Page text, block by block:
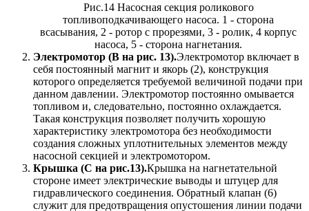
Рис.14 Насосная секция роликового
топливоподкачивающего насоса. 1 - сторона
всасывания, 2 - ротор с прорезями, 3 - ролик, 4 корпус
насоса, 5 - сторона нагнетания.
Электромотор (В на рис. 13).Электромотор включает в
себя постоянный магнит и якорь (2), конструкция
которого определяется требуемой величиной подачи при
данном давлении. Электромотор постоянно омывается
топливом и, следовательно, постоянно охлаждается.
Такая конструкция позволяет получить хорошую
характеристику электромотора без необходимости
создания сложных уплотнительных элементов между
насосной секцией и электромотором.
Крышка (С на рис.13).Крышка на нагнетательной
стороне имеет электрические выводы и штуцер для
гидравлического соединения. Обратный клапан (6)
служит для предотвращения опустошения линии подачи